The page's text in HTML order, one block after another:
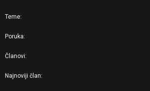
Teme
Poruka
Članovi
Najnoviji član